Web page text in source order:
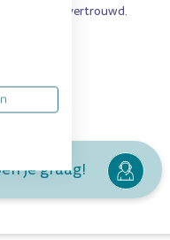
zorg is toevertrouwd.
je graag!